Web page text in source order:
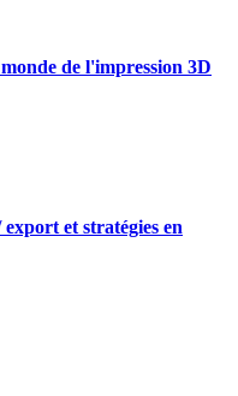
de l'impression 3D
et stratégies en